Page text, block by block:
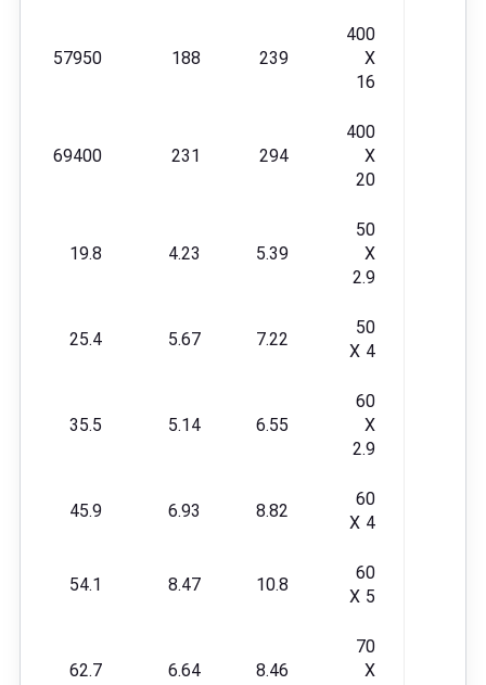
400
X
16
239
188
57950
400
X
20
294
231
69400
50
X
2.9
5.39
4.23
19.8
50
X 4
7.22
5.67
25.4
60
X
2.9
6.55
5.14
35.5
60
X 4
8.82
6.93
45.9
60
X 5
10.8
8.47
54.1
70
X
8.46
6.64
62.7